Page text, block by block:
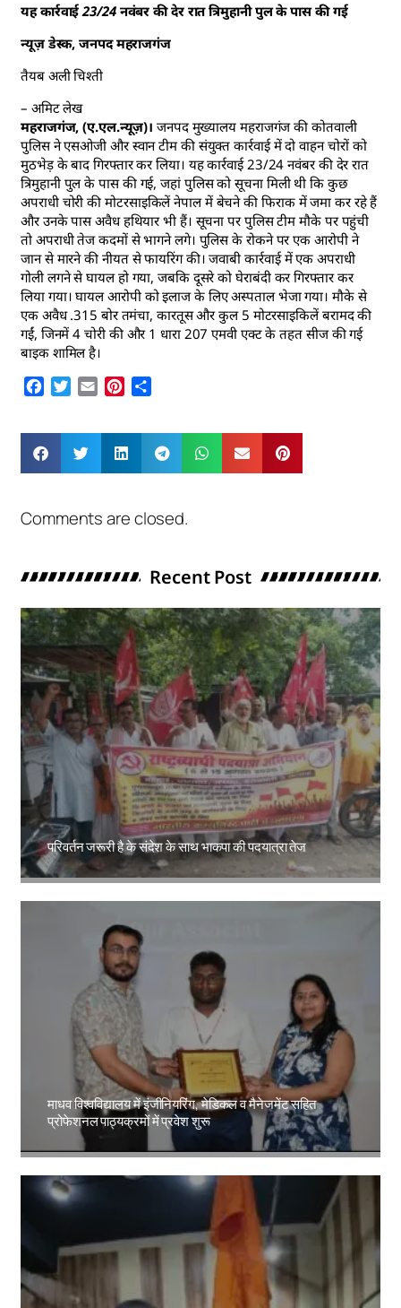
यह कार्रवाई 23/24 नवंबर की देर रात त्रिमुहानी पुल के पास की गई
न्यूज़ डेस्क, जनपद महराजगंज
तैयब अली चिश्ती
– अमिट लेख
महराजगंज, (ए.एल.न्यूज़)। जनपद मुख्यालय महराजगंज की कोतवाली
पुलिस ने एसओजी और स्वान टीम की संयुक्त कार्रवाई में दो वाहन चोरों को
मुठभेड़ के बाद गिरफ्तार कर लिया। यह कार्रवाई 23/24 नवंबर की देर रात
त्रिमुहानी पुल के पास की गई, जहां पुलिस को सूचना मिली थी कि कुछ
अपराधी चोरी की मोटरसाइकिलें नेपाल में बेचने की फिराक में जमा कर रहे हैं
और उनके पास अवैध हथियार भी हैं। सूचना पर पुलिस टीम मौके पर पहुंची
तो अपराधी तेज कदमों से भागने लगे। पुलिस के रोकने पर एक आरोपी ने
जान से मारने की नीयत से फायरिंग की। जवाबी कार्रवाई में एक अपराधी
गोली लगने से घायल हो गया, जबकि दूसरे को घेराबंदी कर गिरफ्तार कर
लिया गया। घायल आरोपी को इलाज के लिए अस्पताल भेजा गया। मौके से
एक अवैध .315 बोर तमंचा, कारतूस और कुल 5 मोटरसाइकिलें बरामद की
गईं, जिनमें 4 चोरी की और 1 धारा 207 एमवी एक्ट के तहत सीज की गई
बाइक शामिल है।
Facebook
Twitter
Email Pinterest
Comments are closed.
Recent Post
परिवर्तन जरूरी है के संदेश के साथ भाकपा की पदयात्रा तेज
Amit Lekh
माधव विश्वविद्यालय में इंजीनियरिंग, मेडिकल व मैनेजमेंट सहित
प्रोफेशनल पाठ्यक्रमों में प्रवेश शुरू
Amit Lekh